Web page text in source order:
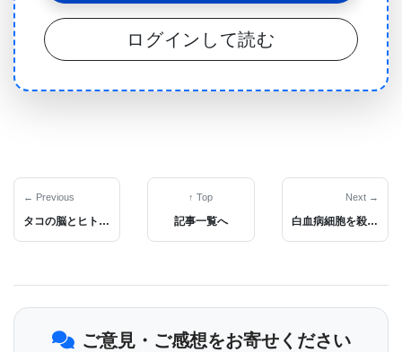
に使用することができる。驚くべきことに、これは
単純で無害なニックによってさらに効率的に達成で
きる。」と、この研究の主執筆者のギチャード博士
って「相同染色体テンプレート修復」（HTR）を可
視化できる変異体を設計した。このような変異体
DNA修復機構が、もう一方の染色体から取り出した
機能的なDNAを使って突然変異を修復したことを示
すものである。
ログインして読む
← Previous
タコの脳とヒトの脳は同じジャンピング遺伝子を持つことが発見された。無脊椎動物の驚くべき知能を分子的類似性から説明。
↑ Top
記事一覧へ
Next →
白血病細胞を殺す新しい化合物を発見。ミトコンドリアを標的とした化学療法の可能性を示す。
ご意見・ご感想をお寄せください